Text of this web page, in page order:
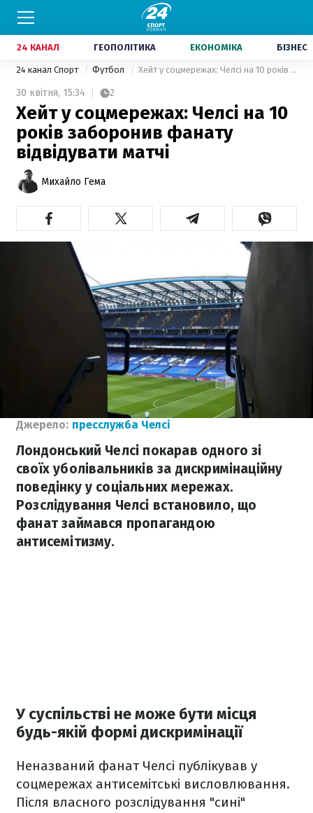
24 КАНАЛ ГЕОПОЛІТИКА ЕКОНОМІКА БІЗНЕС
24 канал Спорт Футбол Хейт у соцмережах: Челсі на 10 років заборонив фанату відвідувати матчі
30 квітня, 15:34 2
Хейт у соцмережах: Челсі на 10
років заборонив фанату
відвідувати матчі
Михайло Гема
Джерело: пресслужба Челсі
Лондонський Челсі покарав одного зі
своїх уболівальників за дискримінаційну
поведінку у соціальних мережах.
Розслідування Челсі встановило, що
фанат займався пропагандою
антисемітизму.
У суспільстві не може бути місця
будь-якій формі дискримінації
Неназваний фанат Челсі публікував у
соцмережах антисемітські висловлювання.
Після власного розслідування "сині"